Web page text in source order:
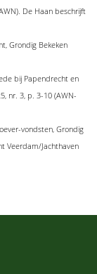
De Haan beschrijft
Grondig Bekeken
bij Papendrecht en
nr. 3, p. 3-10 (AWN-
vondsten, Grondig
Veerdam/Jachthaven